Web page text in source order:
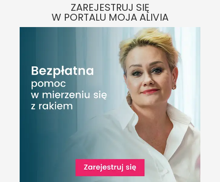
ZAREJESTRUJ SIĘ
W PORTALU MOJA ALIVIA